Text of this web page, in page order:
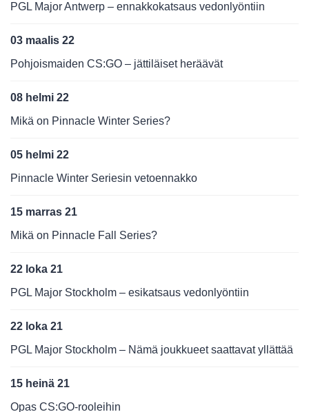
PGL Major Antwerp – ennakkokatsaus vedonlyöntiin
03 maalis 22
Pohjoismaiden CS:GO – jättiläiset heräävät
08 helmi 22
Mikä on Pinnacle Winter Series?
05 helmi 22
Pinnacle Winter Seriesin vetoennakko
15 marras 21
Mikä on Pinnacle Fall Series?
22 loka 21
PGL Major Stockholm – esikatsaus vedonlyöntiin
22 loka 21
PGL Major Stockholm – Nämä joukkueet saattavat yllättää
15 heinä 21
Opas CS:GO-rooleihin